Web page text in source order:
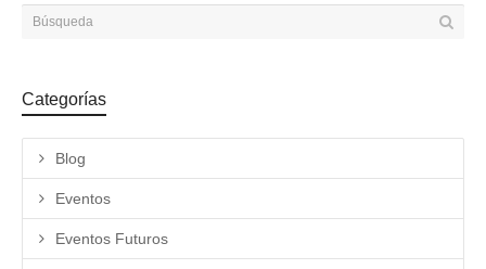
Categorías
Blog
Eventos
Eventos Futuros